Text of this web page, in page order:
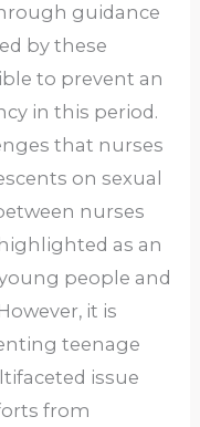
guidance
by these
to prevent an
in this period.
that nurses
on sexual
nurses
as an
people and
it is
teenage
issue
from